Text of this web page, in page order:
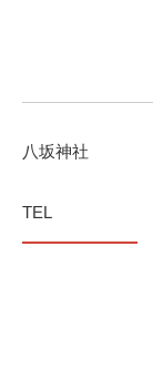
八坂神社
TEL